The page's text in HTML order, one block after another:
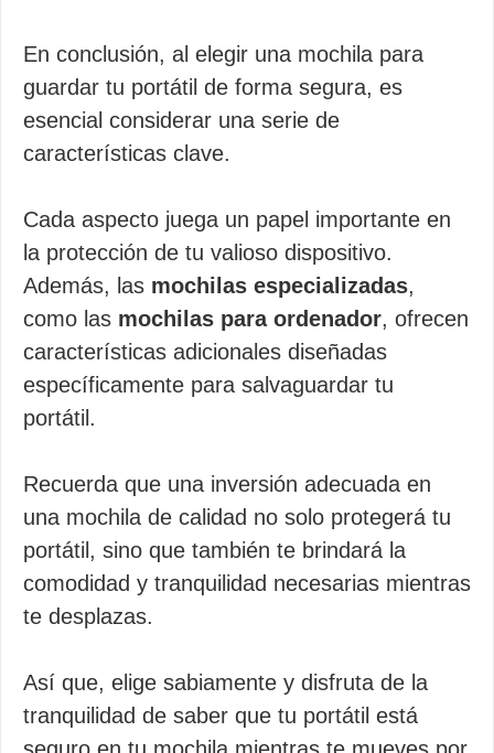
En conclusión, al elegir una mochila para
guardar tu portátil de forma segura, es
esencial considerar una serie de
características clave.
Cada aspecto juega un papel importante en
la protección de tu valioso dispositivo.
Además, las mochilas especializadas,
como las mochilas para ordenador, ofrecen
características adicionales diseñadas
específicamente para salvaguardar tu
portátil.
Recuerda que una inversión adecuada en
una mochila de calidad no solo protegerá tu
portátil, sino que también te brindará la
comodidad y tranquilidad necesarias mientras
te desplazas.
Así que, elige sabiamente y disfruta de la
tranquilidad de saber que tu portátil está